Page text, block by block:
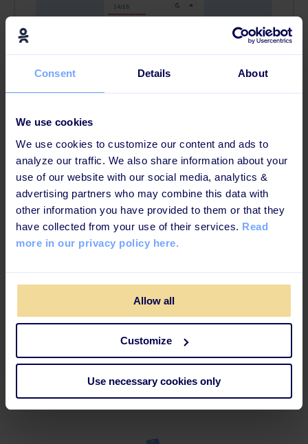
Consent Details About
We use cookies
We use cookies to customize our content and ads to
analyze our traffic. We also share information about your
use of our website with our social media, analytics &
advertising partners who may combine this data with
other information you have provided to them or that they
have collected from your use of their services. Read
more in our privacy policy here.
Allow all
Customize
Use necessary cookies only
Fitness World: Academy med mere
end 250 moduler
“Hvis du spørger medarbejderne, så vil de
helt sikkert sige, at den digitale træning er
blevet en integreret del af deres dagligdag.”
Jaqueline J, Fitness World
Derfor er vi branchens
darling